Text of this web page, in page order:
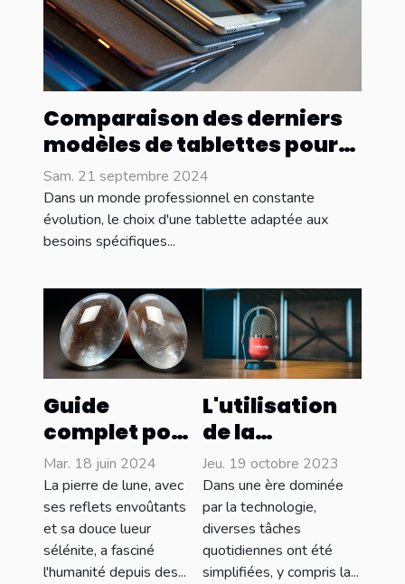
Comparaison des derniers
modèles de tablettes pour
professionnels
Sam. 21 septembre 2024
Dans un monde professionnel en constante
évolution, le choix d'une tablette adaptée aux
besoins spécifiques...
Guide
complet pour
distinguer
une
authentique
pierre de lune
des
Mar. 18 juin 2024
La pierre de lune, avec
ses reflets envoûtants
et sa douce lueur
sélénite, a fasciné
l'humanité depuis des...
L'utilisation
de la
technologie
pour trouver
une garde
d'enfant
fiable
Jeu. 19 octobre 2023
Dans une ère dominée
par la technologie,
diverses tâches
quotidiennes ont été
simplifiées, y compris la...